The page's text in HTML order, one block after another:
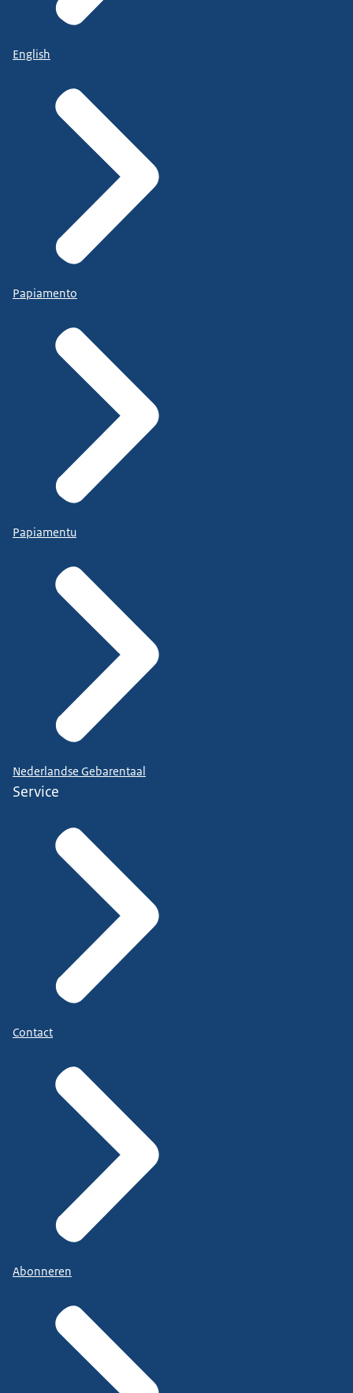
kunnen leven.
English
Papiamento
Papiamentu
Nederlandse Gebarentaal
Service
Contact
Abonneren